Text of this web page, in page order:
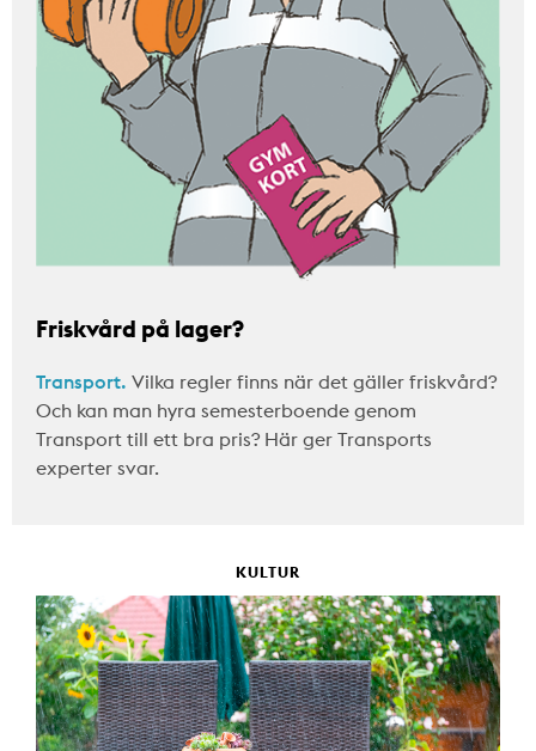
Friskvård på lager?
Transport. Vilka regler finns när det gäller friskvård?
Och kan man hyra semesterboende genom
Transport till ett bra pris? Här ger Transports
experter svar.
KULTUR